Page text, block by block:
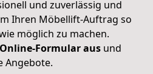
und zuverlässig und
Ihren Möbellift-Auftrag so
möglich zu machen.
Formular aus und
Angebote.